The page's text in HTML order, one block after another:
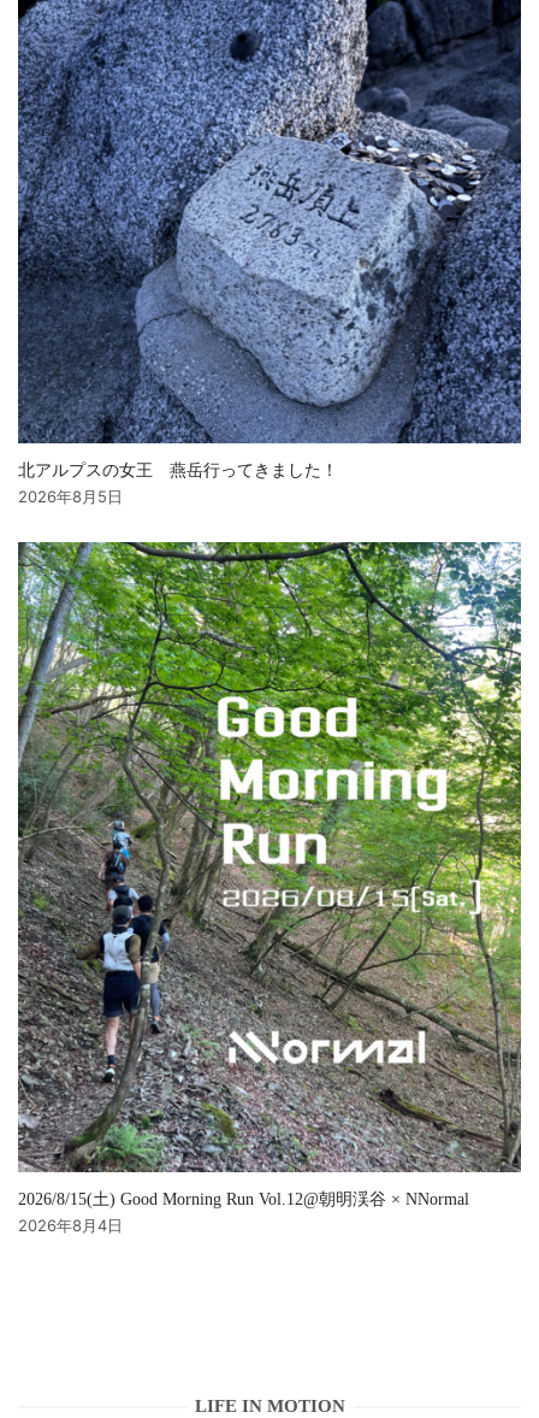
北アルプスの女王 燕岳行ってきました！
2026年8月5日
2026/8/15(土) Good Morning Run Vol.12@朝明渓谷 × NNormal
2026年8月4日
LIFE IN MOTION